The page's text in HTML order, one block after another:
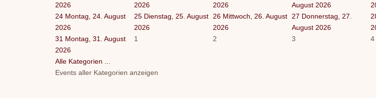
2026
2026
2026
August 2026
24 Montag, 24. August
2026
25 Dienstag, 25. August
2026
26 Mittwoch, 26. August
2026
27 Donnerstag, 27.
August 2026
31 Montag, 31. August
2026
1 2 3 4
Alle Kategorien ...
Events aller Kategorien anzeigen